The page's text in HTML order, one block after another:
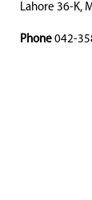
Lahore 36-K,
Phone 042-